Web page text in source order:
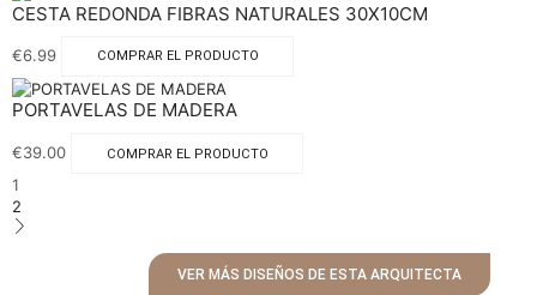
CESTA REDONDA FIBRAS NATURALES 30X10CM
€6.99 COMPRAR EL PRODUCTO
PORTAVELAS DE MADERA
€39.00 COMPRAR EL PRODUCTO
1
2
VER MÁS DISEÑOS DE ESTA ARQUITECTA